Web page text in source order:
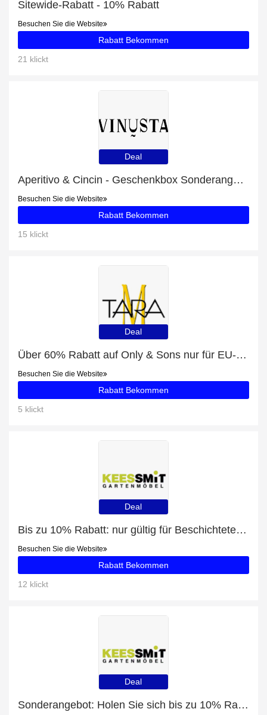
Sitewide-Rabatt - 10% Rabatt
Besuchen Sie die Website
Rabatt Bekommen
21 klickt
Deal
Aperitivo & Cincin - Geschenkbox Sonderangebot: bis zu 17% Rabatt
Besuchen Sie die Website
Rabatt Bekommen
15 klickt
Deal
Über 60% Rabatt auf Only & Sons nur für EU-Kunden
Besuchen Sie die Website
Rabatt Bekommen
5 klickt
Deal
Bis zu 10% Rabatt: nur gültig für Beschichtete Metall Gartenstühle
Besuchen Sie die Website
Rabatt Bekommen
12 klickt
Deal
Sonderangebot: Holen Sie sich bis zu 10% Rabatt auf Barhocker